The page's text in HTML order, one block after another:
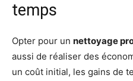
temps
Opter pour un nettoyage
aussi de réaliser des
un coût initial, les gains de